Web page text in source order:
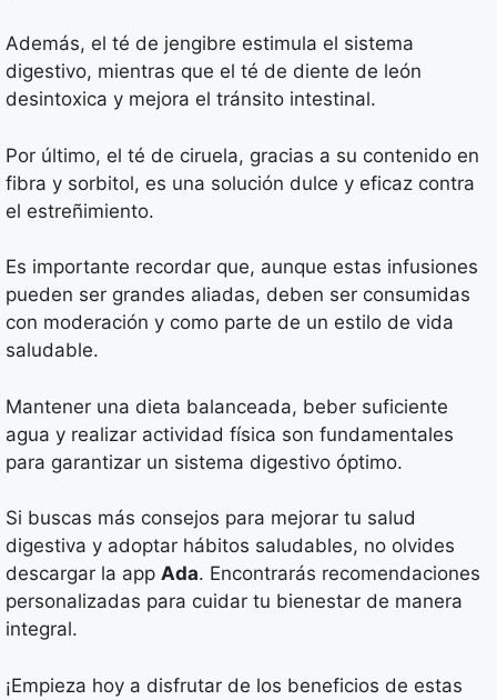
Además, el té de jengibre estimula el sistema
digestivo, mientras que el té de diente de león
desintoxica y mejora el tránsito intestinal.
Por último, el té de ciruela, gracias a su contenido en
fibra y sorbitol, es una solución dulce y eficaz contra
el estreñimiento.
Es importante recordar que, aunque estas infusiones
pueden ser grandes aliadas, deben ser consumidas
con moderación y como parte de un estilo de vida
saludable.
Mantener una dieta balanceada, beber suficiente
agua y realizar actividad física son fundamentales
para garantizar un sistema digestivo óptimo.
Si buscas más consejos para mejorar tu salud
digestiva y adoptar hábitos saludables, no olvides
descargar la app Ada. Encontrarás recomendaciones
personalizadas para cuidar tu bienestar de manera
integral.
¡Empieza hoy a disfrutar de los beneficios de estas